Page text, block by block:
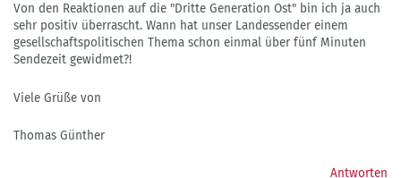
Von den Reaktionen auf die "Dritte Generation Ost" bin ich ja auch
sehr positiv überrascht. Wann hat unser Landessender einem
gesellschaftspolitischen Thema schon einmal über fünf Minuten
Sendezeit gewidmet?!
Viele Grüße von
Thomas Günther
Antworten